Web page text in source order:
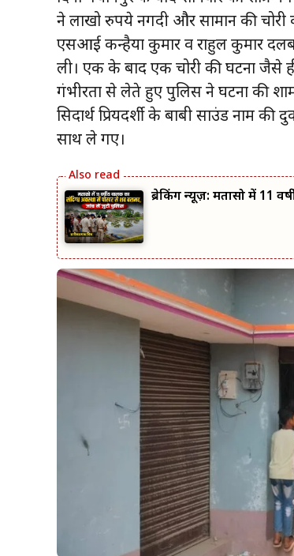
ने लाखो रुपये नगदी और सामान की चोरी
एसआई कन्हैया कुमार व राहुल कुमार
ली। एक के बाद एक चोरी की घटना जैसे
गंभीरता से लेते हुए पुलिस ने घटना की
सिदार्थ प्रियदर्शी के बाबी साउंड नाम
साथ ले गए।
ब्रेकिंग न्यूज़: मतासो में 11